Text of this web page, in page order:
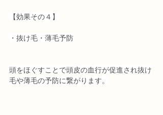
【効果その４】
・抜け毛・薄毛予防
頭をほぐすことで頭皮の血行が促進され抜け
毛や薄毛の予防に繋がります。